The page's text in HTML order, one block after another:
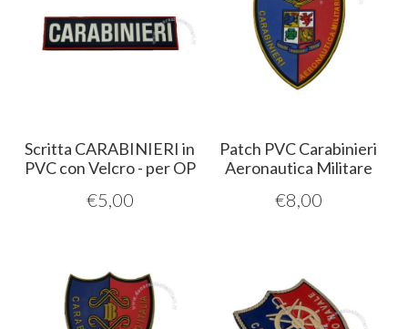
Scritta CARABINIERI in
PVC con Velcro - per OP
€5,00
Patch PVC Carabinieri
Aeronautica Militare
€8,00